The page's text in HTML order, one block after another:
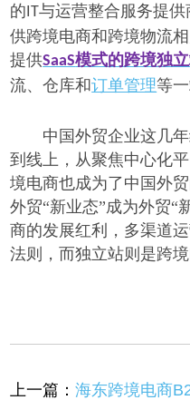
的IT与运营整合服务提
供跨境电商和跨境物流
提供SaaS模式的跨境独
流、仓库和订单管理等
中国外贸企业这几年
到线上，从聚焦中心化
境电商也成为了中国外
外贸“新业态”成为外贸“
商的发展红利，多渠道
法则，而独立站则是跨境
上一篇：海东跨境电商